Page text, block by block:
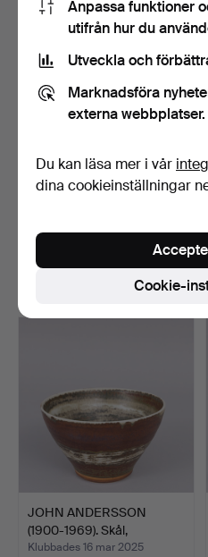
(1900-1969). Skål,
3 bud
JOHN ANDERSSON
(1900-1969). Skål,
glaserat…
Klubbades 16 mar 2025
Anpassa funktioner
utifrån hur du
Utveckla och
Marknadsföra
externa webbplatser.
Du kan läsa mer i vår
dina cookieinställningar
Cookie-